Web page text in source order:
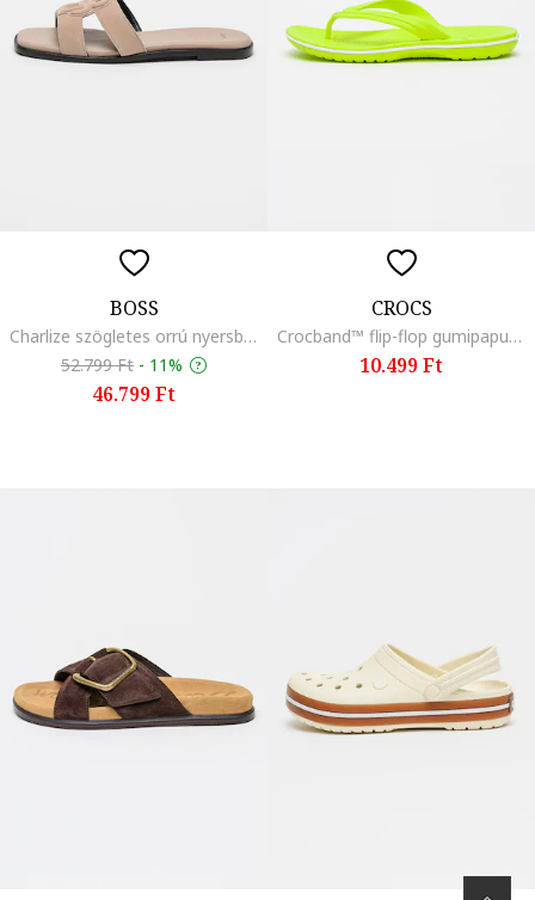
BOSS
Charlize szögletes orrú nyersbőr papucs, Rózsaszín
52.799 Ft - 11%
46.799 Ft
CROCS
Crocband™ flip-flop gumipapucs, Limezöld
10.499 Ft